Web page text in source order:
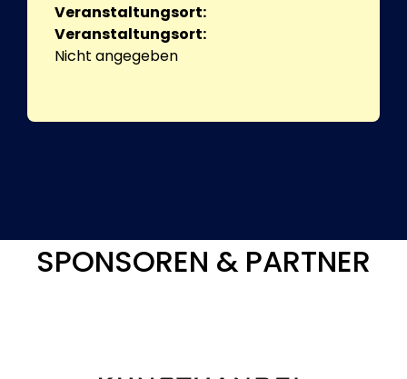
Veranstaltungsort:
Veranstaltungsort:
Nicht angegeben
SPONSOREN & PARTNER